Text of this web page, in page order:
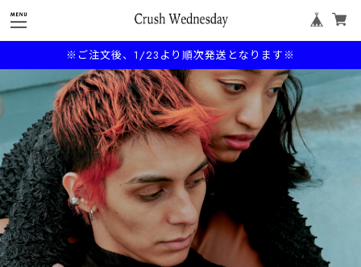
※ご注文後、1/23より順次発送となります※